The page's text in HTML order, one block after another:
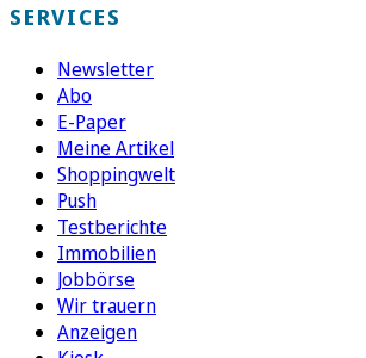
SERVICES
Newsletter
Abo
E-Paper
Meine Artikel
Shoppingwelt
Push
Testberichte
Immobilien
Jobbörse
Wir trauern
Anzeigen